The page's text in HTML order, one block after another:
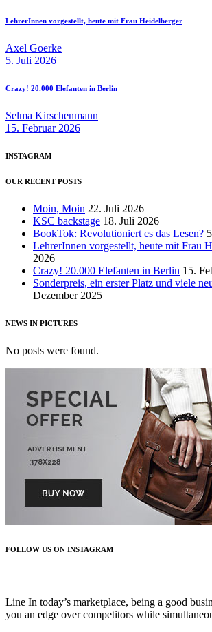
LehrerInnen vorgestellt, heute mit Frau Heidelberger
Axel Goerke
5. Juli 2026
Crazy! 20.000 Elefanten in Berlin
Selma Kirschenmann
15. Februar 2026
INSTAGRAM
OUR RECENT POSTS
Moin, Moin 22. Juli 2026
KSC backstage 18. Juli 2026
BookTok: Revolutioniert es das Lesen?
LehrerInnen vorgestellt, heute mit Frau
2026
Crazy! 20.000 Elefanten in Berlin 15.
Sonderpreis, ein erster Platz und viele
Dezember 2025
NEWS IN PICTURES
No posts were found.
FOLLOW US ON INSTAGRAM
Line In today’s marketplace, being a good
you an edge over competitors while